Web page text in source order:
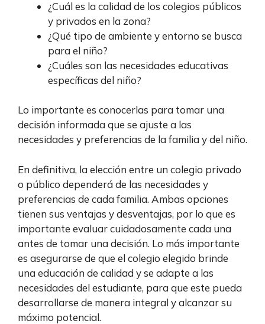
¿Cuál es la calidad de los colegios públicos
y privados en la zona?
¿Qué tipo de ambiente y entorno se busca
para el niño?
¿Cuáles son las necesidades educativas
específicas del niño?
Lo importante es conocerlas para tomar una
decisión informada que se ajuste a las
necesidades y preferencias de la familia y del niño.
En definitiva, la elección entre un colegio privado
o público dependerá de las necesidades y
preferencias de cada familia. Ambas opciones
tienen sus ventajas y desventajas, por lo que es
importante evaluar cuidadosamente cada una
antes de tomar una decisión. Lo más importante
es asegurarse de que el colegio elegido brinde
una educación de calidad y se adapte a las
necesidades del estudiante, para que este pueda
desarrollarse de manera integral y alcanzar su
máximo potencial.